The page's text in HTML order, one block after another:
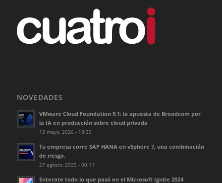
NOVEDADES
VMware Cloud Foundation 9.1: la apuesta de Broadcom por
la IA en producción sobre cloud privada
13 mayo, 2026 - 18:39
Tu empresa corre SAP HANA en vSphere 7, una combinación
de riesgo.
27 agosto, 2025 - 00:11
Enterate todo lo que pasó en el Microsoft Ignite 2024